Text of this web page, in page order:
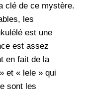
clé de ce mystère.
les
est une
est assez
en fait de la
et « lele » qui
sont les